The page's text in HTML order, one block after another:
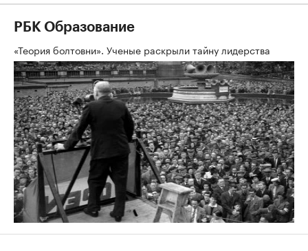
РБК Образование
«Теория болтовни». Ученые раскрыли тайну лидерства